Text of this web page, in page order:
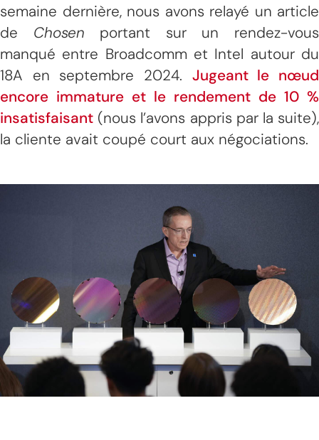
semaine dernière, nous avons relayé un article
de Chosen portant sur un rendez-vous
manqué entre Broadcomm et Intel autour du
18A en septembre 2024. Jugeant le nœud
encore immature et le rendement de 10 %
insatisfaisant (nous l’avons appris par la suite),
la cliente avait coupé court aux négociations.